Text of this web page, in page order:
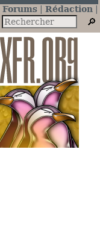
Forums
Rédaction